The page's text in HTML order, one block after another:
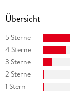
Übersicht
5 Sterne
4 Sterne
3 Sterne
2 Sterne
1 Stern